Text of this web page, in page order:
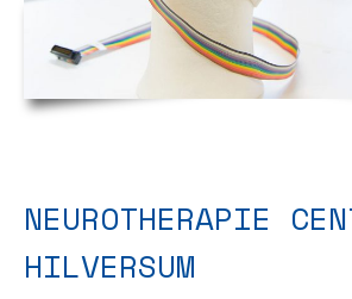
NEUROTHERAPIE
HILVERSUM